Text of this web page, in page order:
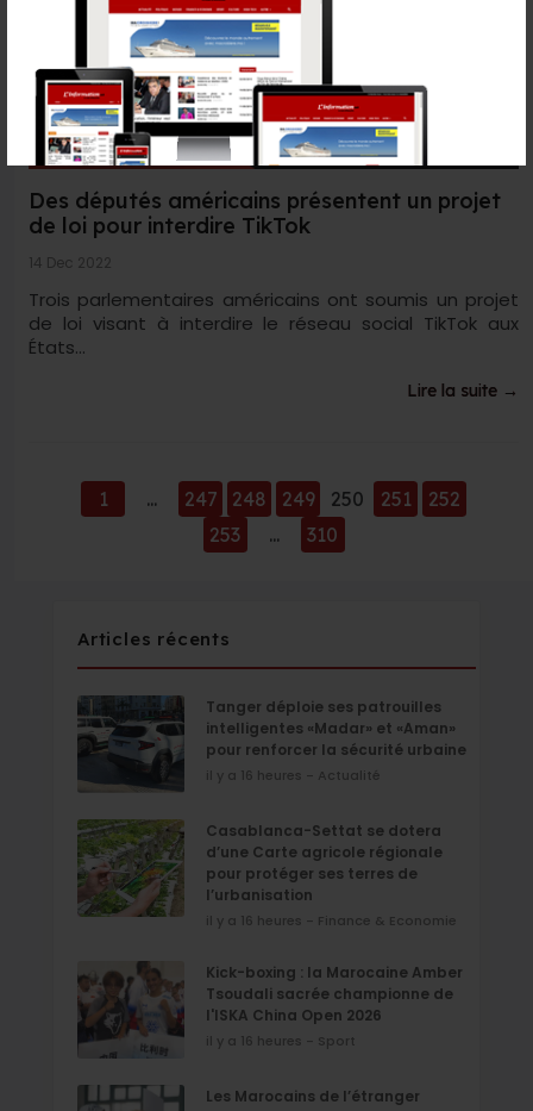
Des députés américains présentent un projet
de loi pour interdire TikTok
14 Dec 2022
Trois parlementaires américains ont soumis un projet
de loi visant à interdire le réseau social TikTok aux
États...
Lire la suite →
1 ... 247 248 249 250 251
252
253
... 310
Articles récents
Tanger déploie ses patrouilles
intelligentes «Madar» et «Aman»
pour renforcer la sécurité urbaine
il y a 16 heures - Actualité
Casablanca-Settat se dotera
d’une Carte agricole régionale
pour protéger ses terres de
l’urbanisation
il y a 16 heures - Finance & Economie
Kick-boxing : la Marocaine Amber
Tsoudali sacrée championne de
l'ISKA China Open 2026
il y a 16 heures - Sport
Les Marocains de l’étranger